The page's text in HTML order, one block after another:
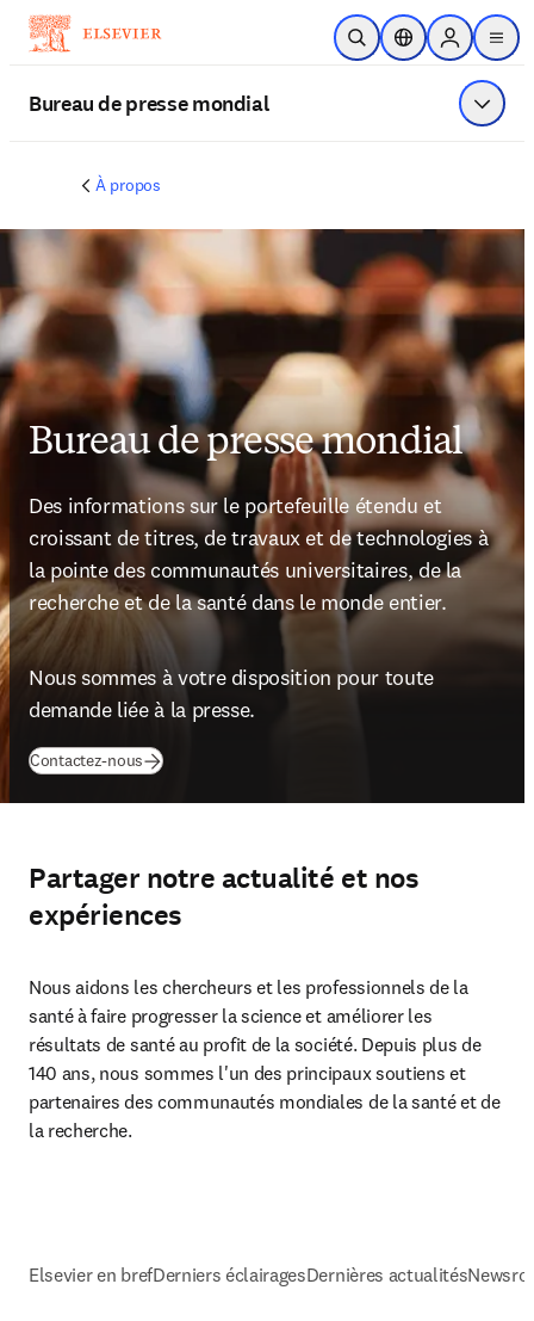
Passer au contenu principal
Ouvrir la recherche
Sélecteur de
Sign in to
menu
Bureau de presse mondial
À propos
Bureau de presse mondial
Des informations sur le portefeuille étendu et
croissant de titres, de travaux et de technologies à
la pointe des communautés universitaires, de la
recherche et de la santé dans le monde entier.
Nous sommes à votre disposition pour toute
demande liée à la presse.
Contactez-nous(S’ouvre dans une nouvelle fenêtre
Partager notre actualité et nos
expériences
Nous aidons les chercheurs et les professionnels de la
santé à faire progresser la science et améliorer les
résultats de santé au profit de la société. Depuis plus de
140 ans, nous sommes l'un des principaux soutiens et
partenaires des communautés mondiales de la santé et de
la recherche.
Elsevier en brefDerniers éclairagesDernières actualités